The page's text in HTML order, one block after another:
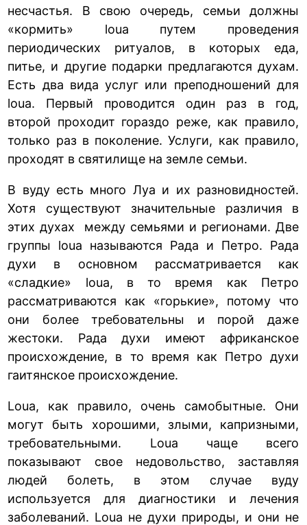
несчастья. В свою очередь, семьи должны
«кормить» loua путем проведения
периодических ритуалов, в которых еда,
питье, и другие подарки предлагаются духам.
Есть два вида услуг или преподношений для
loua. Первый проводится один раз в год,
второй проходит гораздо реже, как правило,
только раз в поколение. Услуги, как правило,
проходят в святилище на земле семьи.
В вуду есть много Луа и их разновидностей.
Хотя существуют значительные различия в
этих духах между семьями и регионами. Две
группы loua называются Рада и Петро. Рада
духи в основном рассматривается как
«сладкие» loua, в то время как Петро
рассматриваются как «горькие», потому что
они более требовательны и порой даже
жестоки. Рада духи имеют африканское
происхождение, в то время как Петро духи
гаитянское происхождение.
Loua, как правило, очень самобытные. Они
могут быть хорошими, злыми, капризными,
требовательными. Loua чаще всего
показывают свое недовольство, заставляя
людей болеть, в этом случае вуду
используется для диагностики и лечения
заболеваний. Loua не духи природы, и они не